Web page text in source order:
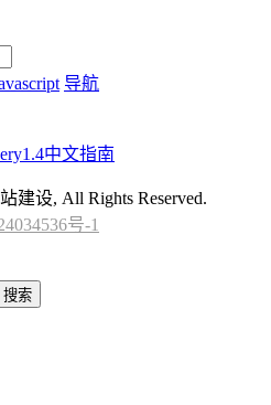
导航
中文指南
建设, All Rights Reserved.
号-1
搜索